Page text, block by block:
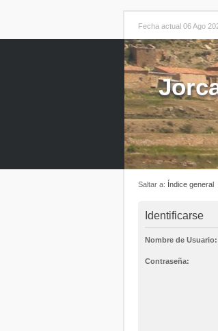
Fecha actual 06 Ago
Saltar a: Índice general
Identificarse
Nombre de Usuario:
Contraseña: